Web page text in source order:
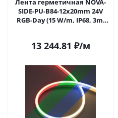
Лента герметичная NOVA-
SIDE-PU-B84-12x20mm 24V
RGB-Day (15 W/m, IP68, 3m,
13 244.81 ₽/м